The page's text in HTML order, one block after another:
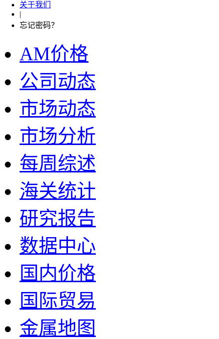
关于我们
|
忘记密码？
AM价格
公司动态
市场动态
市场分析
每周综述
海关统计
研究报告
数据中心
国内价格
国际贸易
金属地图